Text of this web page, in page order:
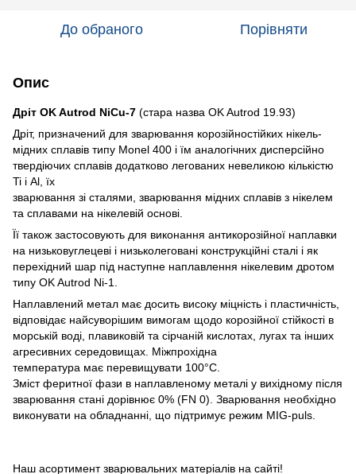
До обраного Порівняти
Опис
Дріт OK Autrod NiCu-7 (стара назва OK Autrod 19.93)
Дріт, призначений для зварювання корозійностійких нікель-
мідних сплавів типу Monel 400 і їм аналогічних дисперсійно
твердіючих сплавів додатково легованих невеликою кількістю
Ti і Al, їх
зварювання зі сталями, зварювання мідних сплавів з нікелем
та сплавами на нікелевій основі.
Її також застосовують для виконання антикорозійної наплавки
на низьковуглецеві і низьколеговані конструкційні сталі і як
перехідний шар під наступне наплавлення нікелевим дротом
типу OK Autrod Ni-1.
Наплавлений метал має досить високу міцність і пластичність,
відповідає найсуворішим вимогам щодо корозійної стійкості в
морській воді, плавиковій та сірчаній кислотах, лугах та інших
агресивних середовищах. Міжпрохідна
температура має перевищувати 100°С.
Зміст феритної фази в наплавленому металі у вихідному після
зварювання стані дорівнює 0% (FN 0). Зварювання необхідно
виконувати на обладнанні, що підтримує режим MIG-puls.
Наш асортимент зварювальних матеріалів на сайті!